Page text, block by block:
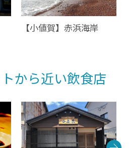
【小値賀】赤浜海岸
から近い飲食店